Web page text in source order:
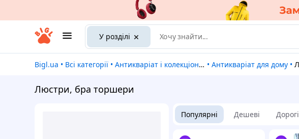
У розділі
Bigl.ua • Всі категорії • Антикваріат і колекціонування • Антикваріат для дому •
Люстри, бра торшери
Популярні Дешеві Дорогі